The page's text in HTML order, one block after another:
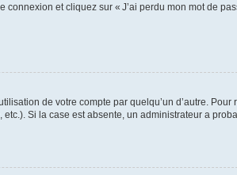
et cliquez sur « J’ai perdu mon mot de
de votre compte par quelqu’un d’autre. Pour
Si la case est absente, un administrateur a